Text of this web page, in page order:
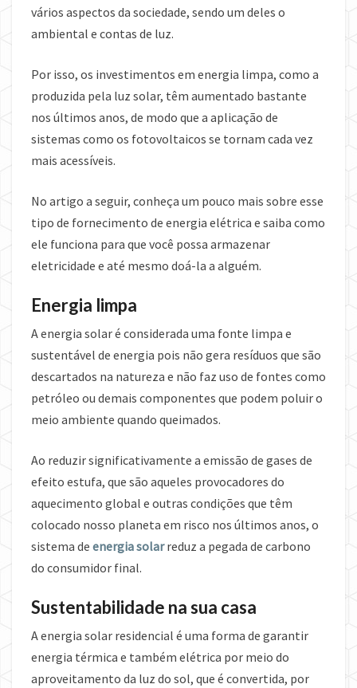
vários aspectos da sociedade, sendo um deles o
ambiental e contas de luz.
Por isso, os investimentos em energia limpa, como a
produzida pela luz solar, têm aumentado bastante
nos últimos anos, de modo que a aplicação de
sistemas como os fotovoltaicos se tornam cada vez
mais acessíveis.
No artigo a seguir, conheça um pouco mais sobre esse
tipo de fornecimento de energia elétrica e saiba como
ele funciona para que você possa armazenar
eletricidade e até mesmo doá-la a alguém.
Energia limpa
A energia solar é considerada uma fonte limpa e
sustentável de energia pois não gera resíduos que são
descartados na natureza e não faz uso de fontes como
petróleo ou demais componentes que podem poluir o
meio ambiente quando queimados.
Ao reduzir significativamente a emissão de gases de
efeito estufa, que são aqueles provocadores do
aquecimento global e outras condições que têm
colocado nosso planeta em risco nos últimos anos, o
sistema de energia solarreduz a pegada de carbono
do consumidor final.
Sustentabilidade na sua casa
A energia solar residencial é uma forma de garantir
energia térmica e também elétrica por meio do
aproveitamento da luz do sol, que é convertida, por